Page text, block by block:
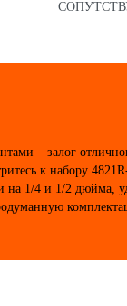
– залог
к набору
на 1/4 и 1/2 дюйма,